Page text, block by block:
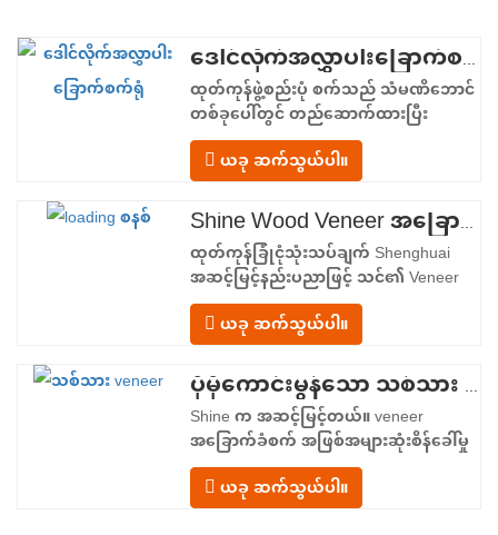
ဒေါင်လိုက်အလွှာပါးခြောက်စက်ရုံ
ထုတ်ကုန်ဖွဲ့စည်းပုံ စက်သည် သံမဏိဘောင်
တစ်ခုပေါ်တွင် တည်ဆောက်ထားပြီး
အစာကျွေးခြင်းမှ ထုတ်လွှတ်ခြင်းအထိ
မျဉ်းဖြောင့်စီးဆင်းမှုဖြင့် စီစဉ်ထားသော
ပေါင်းစပ်လုပ်ဆောင်ချက်ဇုန်လေးခုကို ပံ့ပိုး
ပေးသည်။ အစာကျွေးသည့်အပိုင်း– အဝင်
သယ်ယူကိရိယာတစ်ခုနှင့် ဗီနီယာစာရွက်
တစ်ခုစီကို အခြောက်ခံခန်းထဲသို့…
ယခု ဆက်သွယ်ပါ။
Shine Wood Veneer အခြောက်ခံစက် - ထုတ်ကုန် အပ်လုဒ်ပုံစံကို အပြီးသတ်ပါ။
ထုတ်ကုန်ခြုံငုံသုံးသပ်ချက် Shenghuai
အဆင့်မြင့်နည်းပညာဖြင့် သင်၏ Veneer
အခြောက်ခံခြင်းလုပ်ငန်းစဉ်ကို ပြုပြင်
ပြောင်းလဲပါ။ Shine Roller ၊ Veneer
အခြောက်ခံစက် အောင်မြင်မှုကို ကိုယ်စား
ပြုသည်။ သစ်သား veneer အပြောင်းအလဲ
နဲ့နည်းပညာ။ အထပ်သားထုတ်လုပ်သူများ၊
veneer ကြိတ်စက်များနှင့်…
ယခု ဆက်သွယ်ပါ။
ပိုမိုကောင်းမွန်သော သစ်သား Veneer အရည်အသွေးနှင့် အထွက်နှုန်းအတွက် တိကျသော အခြောက်ခံခြင်း
Shine က အဆင့်မြင့်တယ်။ veneer
အခြောက်ခံစက် အဖြစ်အများဆုံးစိန်ခေါ်မှု
များကိုကိုင်တွယ်ဖြေရှင်းရန်ဒီဇိုင်းပြုလုပ်
ထားသည်။ veneer အခြောက်ခံခြင်း။: မ
ညီမညာသော အစိုဓာတ်ပါဝင်မှု၊ စွမ်းအင်မ
ယခု ဆက်သွယ်ပါ။